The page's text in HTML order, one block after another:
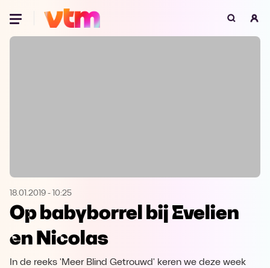
Oeps, browser niet ondersteund
Microsoft Edge Download
Opera
18.01.2019 - 10:25
Op babyborrel bij Evelien
en Nicolas
In de reeks 'Meer Blind Getrouwd' keren we deze week